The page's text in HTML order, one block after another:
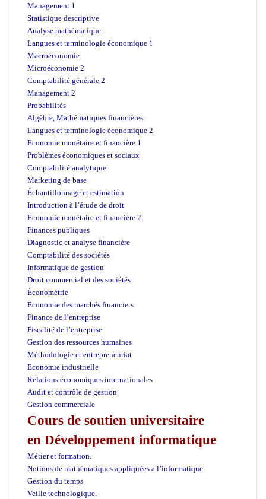
Management 1
Statistique descriptive
Analyse mathématique
Langues et terminologie économique 1
Macroéconomie
Microéconomie 2
Comptabilité générale 2
Management 2
Probabilités
Algèbre, Mathématiques financières
Langues et terminologie économique 2
Economie monétaire et financière 1
Problèmes économiques et sociaux
Comptabilité analytique
Marketing de base
Échantillonnage et estimation
Introduction à l’étude de droit
Economie monétaire et financière 2
Finances publiques
Diagnostic et analyse financière
Comptabilité des sociétés
Informatique de gestion
Droit commercial et des sociétés
Économétrie
Economie des marchés financiers
Finance de l’entreprise
Fiscalité de l’entreprise
Gestion des ressources humaines
Méthodologie et entrepreneuriat
Economie industrielle
Relations économiques internationales
Audit et contrôle de gestion
Gestion commerciale
Cours de soutien universitaire
en Développement informatique
Métier et formation.
Notions de mathématiques appliquées a l’informatique.
Gestion du temps
Veille technologique.